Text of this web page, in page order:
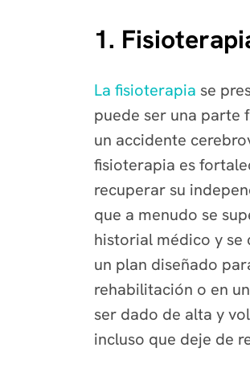
1.
La fisioterapia se
puede ser una parte
un accidente
fisioterapia es
recuperar su
que a menudo se
historial médico y se
un plan diseñado
rehabilitación o en
ser dado de alta y
incluso que deje de